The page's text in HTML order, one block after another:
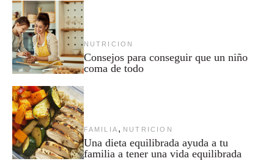
NUTRICION
Consejos para conseguir que un niño
coma de todo
FAMILIA , NUTRICION
Una dieta equilibrada ayuda a tu
familia a tener una vida equilibrada